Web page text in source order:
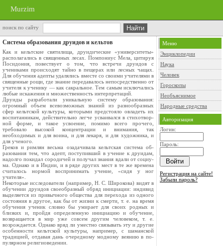
Murzim
поиск по сайту
Система образования друидов и кельтов
Как и кельтские святилища, друидические «университе­ты»
располагались в священных лесах. Помпониус Мела, цитируя
Посидония, повествует о том, что встречи друидов с
учениками происходят тайно в пещерах или лесных чащах.
Для обучения адепты удалялись вместе со своими учителями в
священные рощи, где знание передавалось непосредственно от
учителя к ученику — как сакральное. Тем самым исклю­чались
любые искажения и множественность интерпретаций.
Друиды разработали уникальную систему образования:
огромный объем всевозможных знаний из разнообразных
сфер кельтской культуры, которыми предстояло овладеть их
воспитанникам, действительно легче усваивался в стихотвор­
ной форме, и такое усвоение, помимо всего прочего,
требовало высокой концентрации и внимания, так
необходимых и для воина, и для лекаря, и для художника, и
для ученого.
Греков и римлян весьма озадачивала кельтская система об­
разования тем, что адепт, поступивший в учение к друидам,
надолго покидал сородичей и получал знания вдали от социу­
ма. Однако и в Индии, и в ряде других мест в те же времена
считалось нормой воспринимать учение, «сидя у ног
учителя».
Некоторые исследователи (например, Н. С. Широкова) видят в
обучении друидов своеобразный обряд инициации: индивид
выделяется из привычного общества для перехода из одного
состояния в другое, как бы от жизни к смерти, т. е. на время
обучения ученик словно бы умирает для своих родных и
близких и, пройдя определенную инициацию и обуче­ние,
возвращается в мир уже совсем другим человеком, т. е.
возрождается. Однако вряд ли уместно связывать эту и дру­гие
особенности кельтской культуры, например, с шаманской
традицией, отдавая дань очередному модному веянию в по­
пулярном религиоведении.
Меню
Энциклопедии
Наука
Человек
Гороскопы
Необъяснимое
Народные средства
Авторизация
Логин:
Пароль:
Регистрация на сайте!
Забыли пароль?